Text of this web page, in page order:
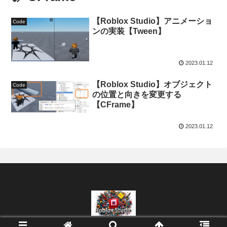
Code
【Roblox Studio】アニメーショ
ンの実装【Tween】
2023.01.12
Code
【Roblox Studio】オブジェクト
の位置と向きを変更する
【CFrame】
2023.01.12